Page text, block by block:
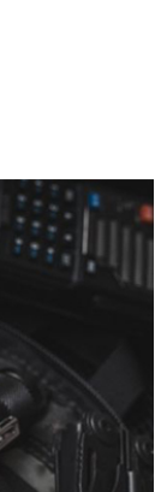
匣 300連
AR/M4金